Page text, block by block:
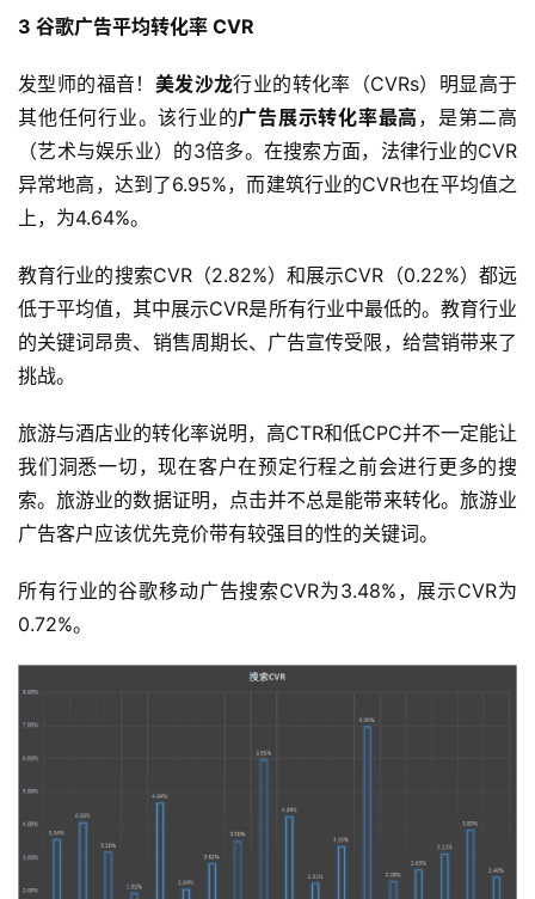
3 谷歌广告平均转化率 CVR
发型师的福音！ 美发沙龙行业的转化率（CVRs）明显高于
其他任何行业。该行业的广告展示转化率最高 ，是第二高
（艺术与娱乐业）的3倍多。在搜索方面，法律行业的CVR
异常地高，达到了6.95%，而建筑行业的CVR也在平均值之
上，为4.64%。
教育行业的搜索CVR（2.82%）和展示CVR（0.22%）都远
低于平均值，其中展示CVR是所有行业中最低的。教育行业
的关键词昂贵、销售周期长、广告宣传受限，给营销带来了
挑战。
旅游与酒店业的转化率说明，高CTR和低CPC并不一定能让
我们洞悉一切，现在客户在预定行程之前会进行更多的搜
索。旅游业的数据证明，点击并不总是能带来转化。旅游业
广告客户应该优先竞价带有较强目的性的关键词。
所有行业的谷歌移动广告搜索CVR为3.48%，展示CVR为
0.72%。